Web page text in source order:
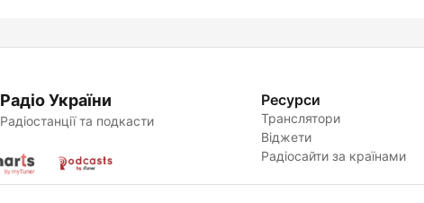
Радіо України
Радіостанції та подкасти
Ресурси
Транслятори
Віджети
Радіосайти за країнами